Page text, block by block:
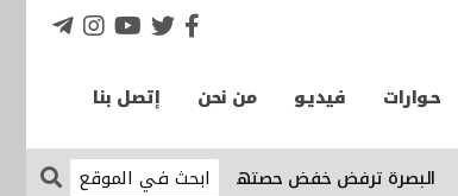
حـوارات فيديـو من نحن إتصل بنا
البصرة ترفض خفض حصتها الكهربائية: الحرارة تتجاوز الـ50